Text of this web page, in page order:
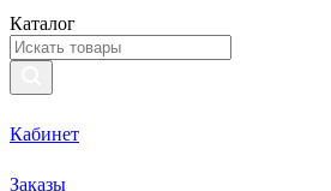
Каталог
Кабинет
Заказы